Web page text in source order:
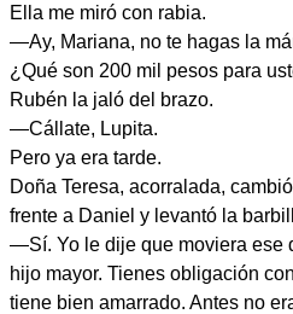
Ella me miró con rabia.
—Ay, Mariana, no te hagas la
¿Qué son 200 mil pesos para
Rubén la jaló del brazo.
—Cállate, Lupita.
Pero ya era tarde.
Doña Teresa, acorralada,
frente a Daniel y levantó la
—Sí. Yo le dije que moviera ese
hijo mayor. Tienes obligación
tiene bien amarrado. Antes no